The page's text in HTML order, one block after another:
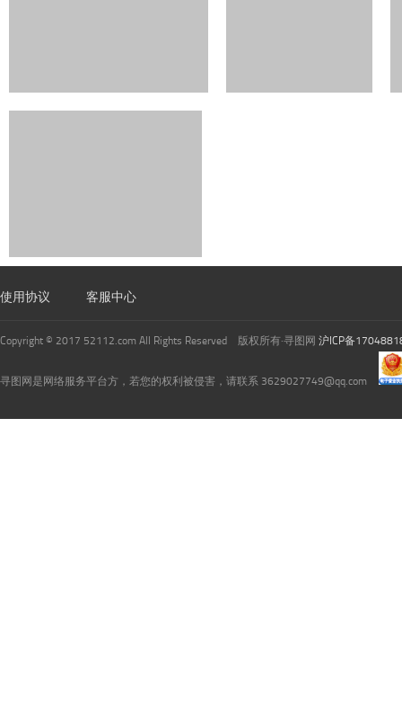
使用协议 客服中心
Copyright © 2017 52112.com All Rights Reserved 版权所有·寻图网 沪ICP备
寻图网是网络服务平台方，若您的权利被侵害，请联系 3629027749@qq.com